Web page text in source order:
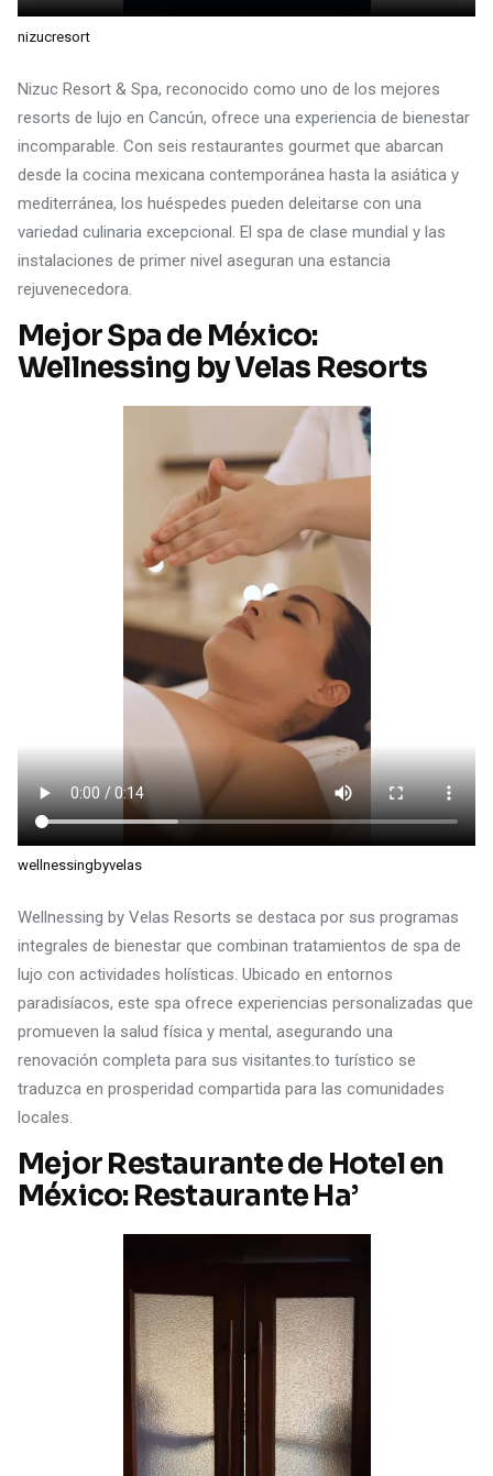
nizucresort
Nizuc Resort & Spa, reconocido como uno de los mejores
resorts de lujo en Cancún, ofrece una experiencia de bienestar
incomparable. Con seis restaurantes gourmet que abarcan
desde la cocina mexicana contemporánea hasta la asiática y
mediterránea, los huéspedes pueden deleitarse con una
variedad culinaria excepcional. El spa de clase mundial y las
instalaciones de primer nivel aseguran una estancia
rejuvenecedora.
Mejor Spa de México:
Wellnessing by Velas Resorts
wellnessingbyvelas
Wellnessing by Velas Resorts se destaca por sus programas
integrales de bienestar que combinan tratamientos de spa de
lujo con actividades holísticas. Ubicado en entornos
paradisíacos, este spa ofrece experiencias personalizadas que
promueven la salud física y mental, asegurando una
renovación completa para sus visitantes.to turístico se
traduzca en prosperidad compartida para las comunidades
locales.
Mejor Restaurante de Hotel en
México: Restaurante Ha’